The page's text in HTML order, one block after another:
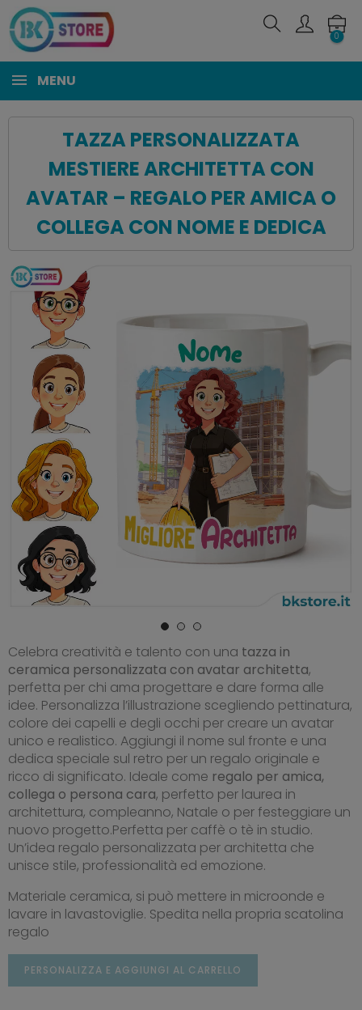
0
MENU
TAZZA PERSONALIZZATA
MESTIERE ARCHITETTA CON
AVATAR – REGALO PER AMICA O
COLLEGA CON NOME E DEDICA
Celebra creatività e talento con una tazza in
ceramica personalizzata con avatar architetta,
perfetta per chi ama progettare e dare forma alle
idee. Personalizza l’illustrazione scegliendo pettinatura,
colore dei capelli e degli occhi per creare un avatar
unico e realistico. Aggiungi il nome sul fronte e una
dedica speciale sul retro per un regalo originale e
ricco di significato. Ideale come regalo per amica,
collega o persona cara, perfetto per laurea in
architettura, compleanno, Natale o per festeggiare un
nuovo progetto.Perfetta per caffè o tè in studio.
Un’idea regalo personalizzata per architetta che
unisce stile, professionalità ed emozione.
Materiale ceramica, si può mettere in microonde e
lavare in lavastoviglie. Spedita nella propria scatolina
regalo
PERSONALIZZA E AGGIUNGI AL CARRELLO